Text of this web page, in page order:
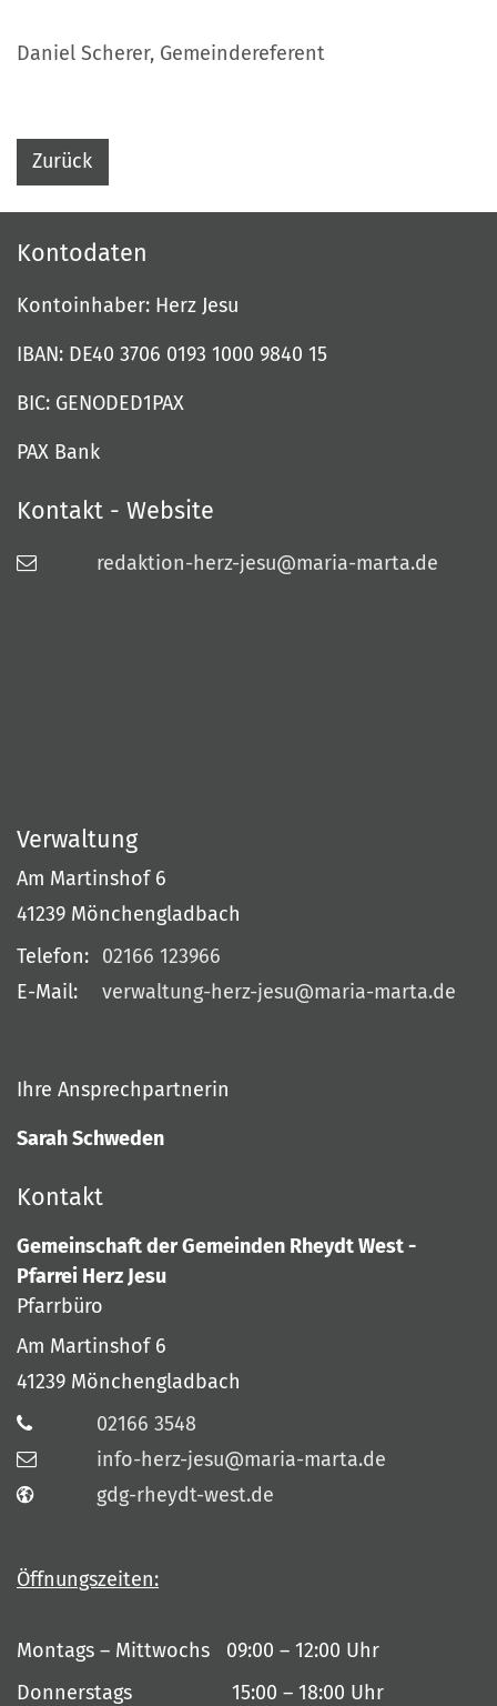
Daniel Scherer, Gemeindereferent
Zurück
Kontodaten
Kontoinhaber: Herz Jesu
IBAN: DE40 3706 0193 1000 9840 15
BIC: GENODED1PAX
PAX Bank
Kontakt - Website
redaktion-herz-jesu@maria-marta.de
Verwaltung
Am Martinshof 6
41239 Mönchengladbach
Telefon: 02166 123966
E-Mail:
verwaltung-herz-jesu@maria-marta.de
Ihre Ansprechpartnerin
Sarah Schweden
Kontakt
Gemeinschaft der Gemeinden Rheydt West -
Pfarrei Herz Jesu
Pfarrbüro
Am Martinshof 6
41239 Mönchengladbach
02166 3548
info-herz-jesu@maria-marta.de
gdg-rheydt-west.de
Öffnungszeiten:
Montags – Mittwochs 09:00 – 12:00 Uhr
Donnerstags 15:00 – 18:00 Uhr